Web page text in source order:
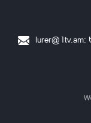
ցուցանիշից 16 սմ-
ՀՀ տարածքում
COP17 Երևանի
տաղավարների
lurer@1tv.am։